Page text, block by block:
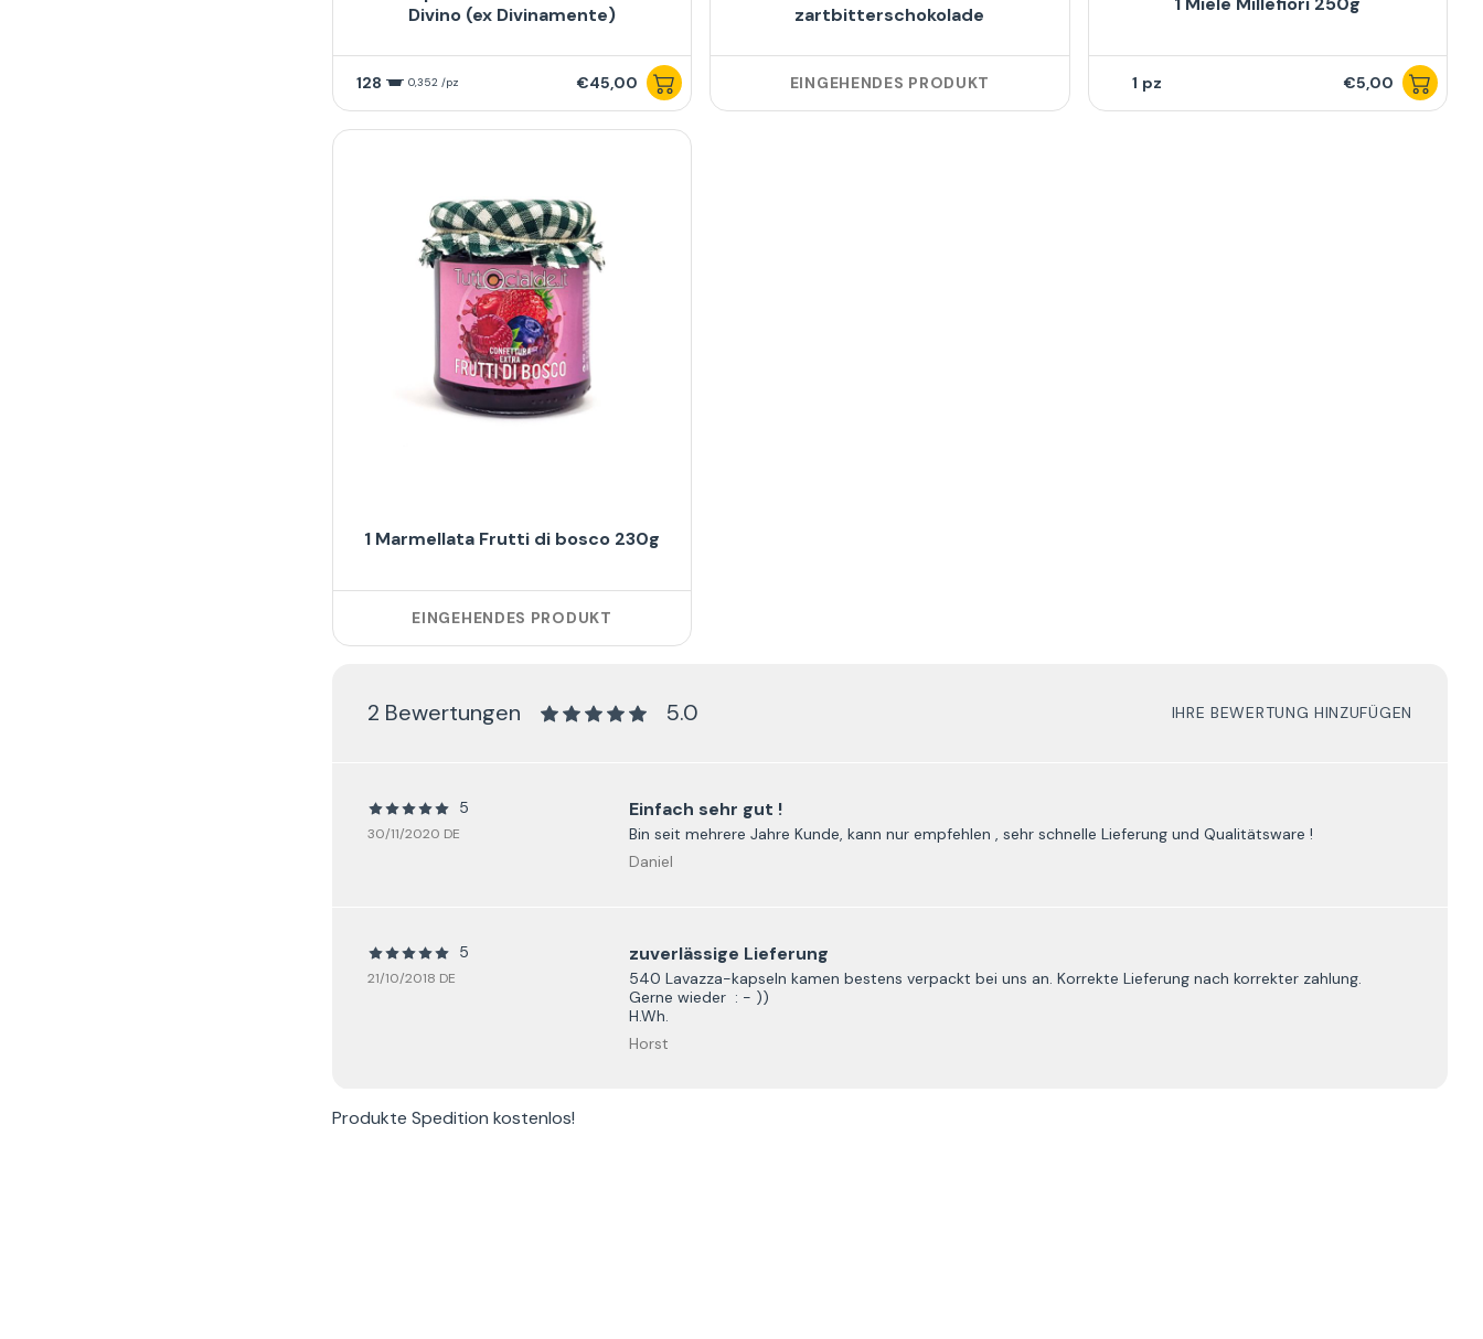
Divino (ex Divinamente)
128 0,352 /pz €45,00
zartbitterschokolade
EINGEHENDES PRODUKT 1 €5,00
1 Marmellata Frutti di bosco 230g
EINGEHENDES PRODUKT
2 Bewertungen 5.0 IHRE BEWERTUNG HINZUFÜGEN
5
30/11/2020 DE
Einfach sehr gut !
Bin seit mehrere Jahre Kunde, kann nur empfehlen , sehr schnelle Lieferung und Qualitätsware !
Daniel
5
21/10/2018 DE
zuverlässige Lieferung
540 Lavazza-kapseln kamen bestens verpackt bei uns an. Korrekte Lieferung nach korrekter zahlung.
Gerne wieder : - ))
H.Wh.
Horst
Produkte Spedition kostenlos!